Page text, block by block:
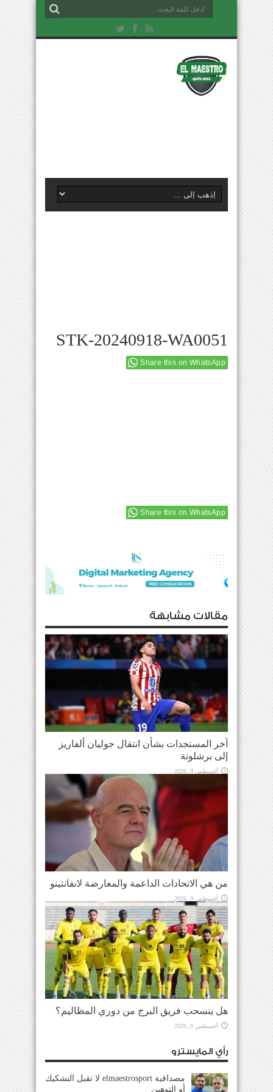
STK-20240918-WA0051
Share this on WhatsApp
Share this on WhatsApp
مقالات مشابهة
آخر المستجدات بشأن انتقال جوليان ألفاريز
إلى برشلونة
أغسطس 9, 2026
من هي الاتحادات الداعمة والمعارضة لانفانتينو
أغسطس 9, 2026
هل ينسحب فريق البرج من دوري المظاليم؟
أغسطس 9, 2026
رأي المايسترو
مصداقية elmaestrosport لا تقبل التشكيك
أو التوهين